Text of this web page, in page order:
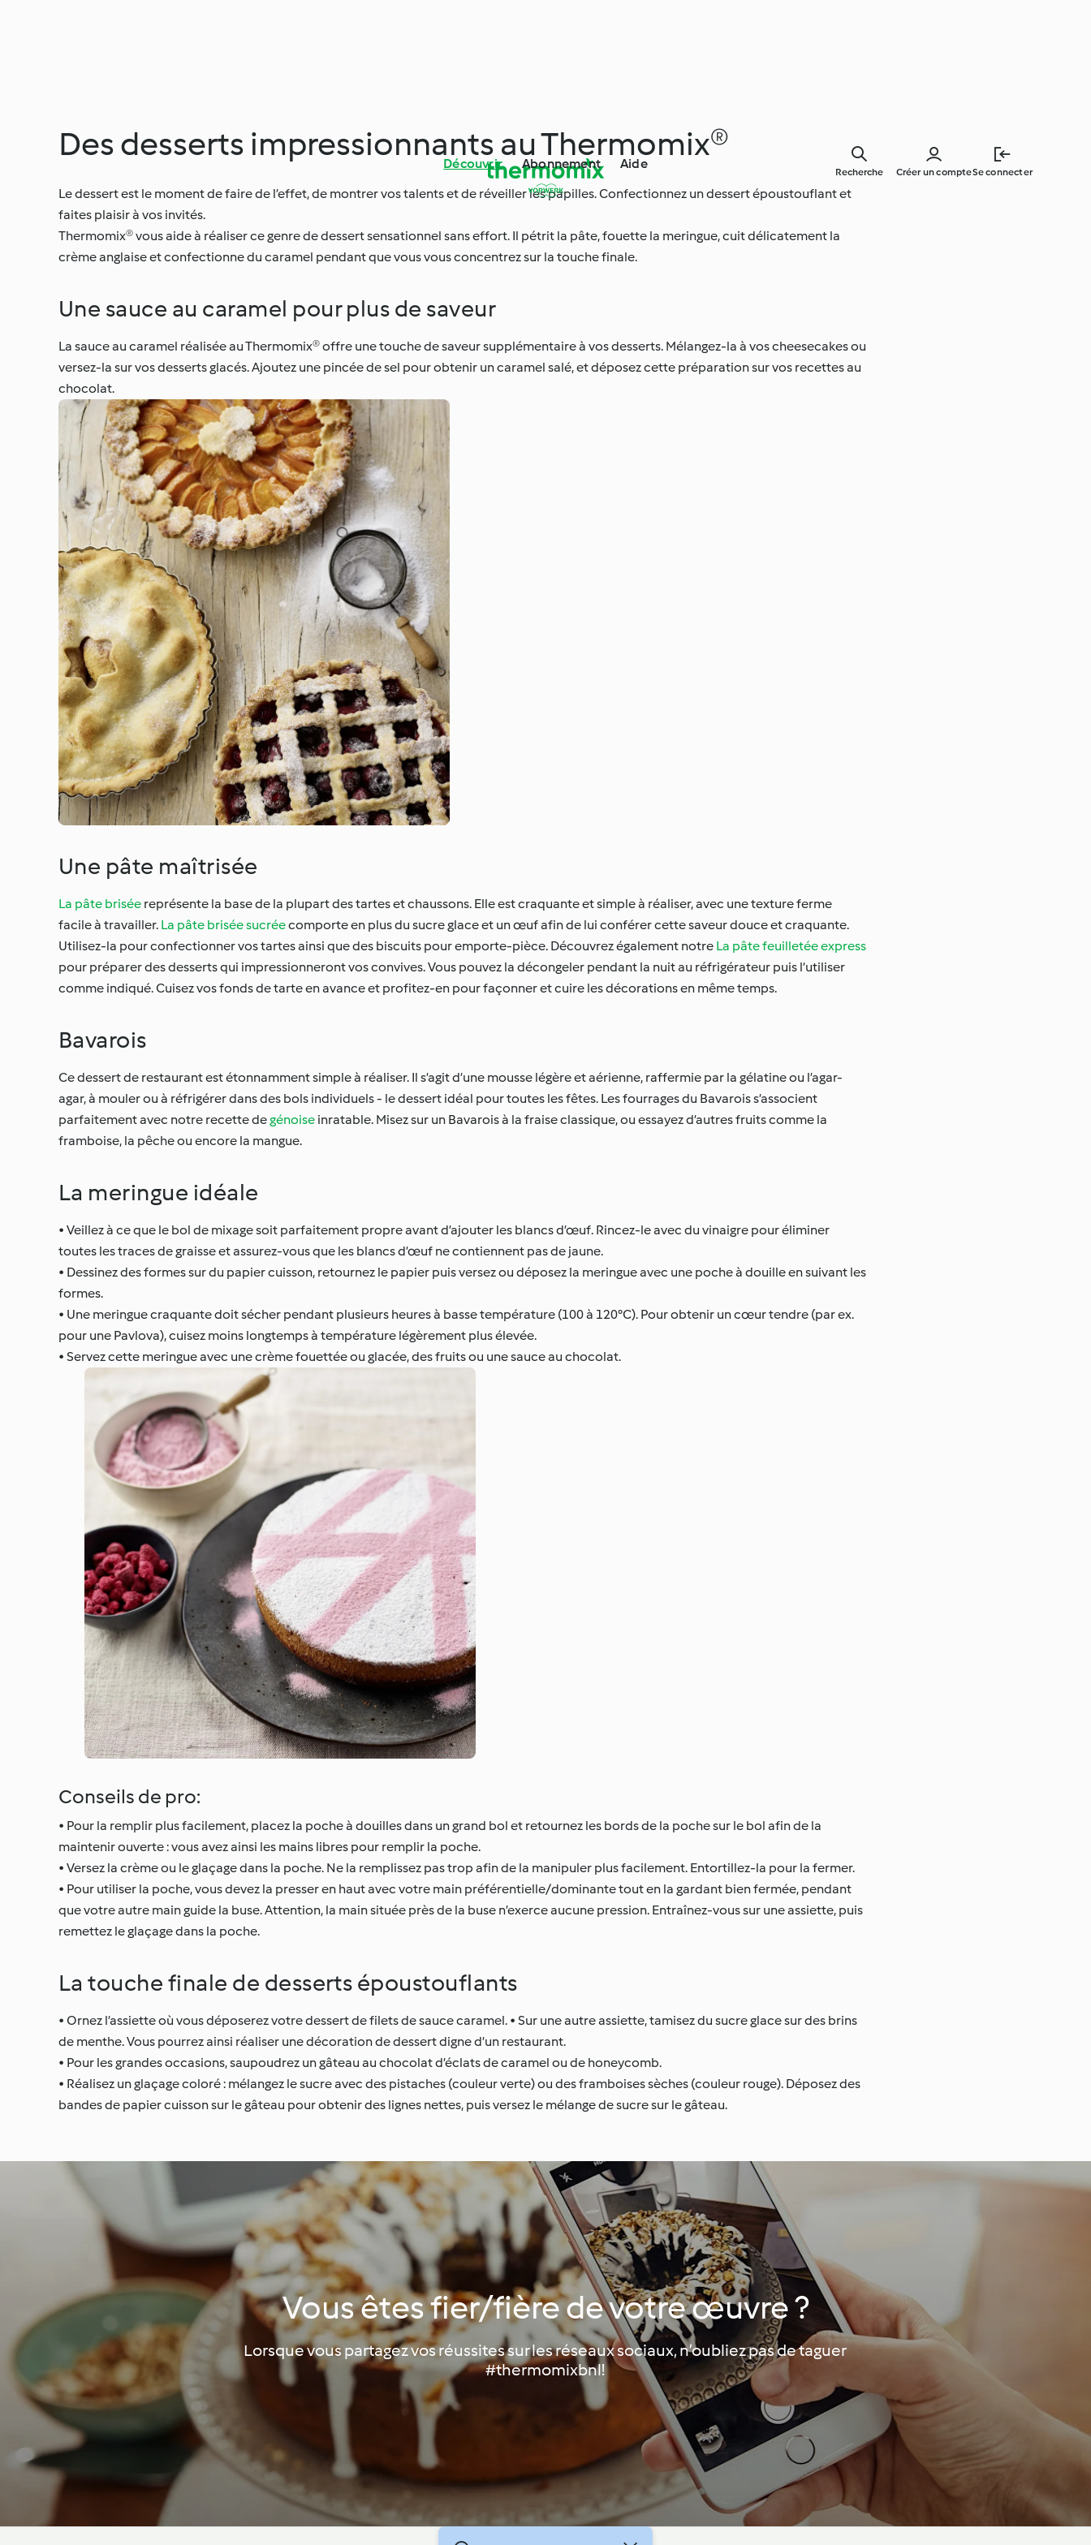
Découvrir Abonnement Aide
Créer un compteSe connecter
Recherche
Des desserts impressionnants au Thermomix®
Le dessert est le moment de faire de l’effet, de montrer vos talents et de réveiller les papilles. Confectionnez un dessert époustouflant et
faites plaisir à vos invités.
Thermomix® vous aide à réaliser ce genre de dessert sensationnel sans effort. Il pétrit la pâte, fouette la meringue, cuit délicatement la
crème anglaise et confectionne du caramel pendant que vous vous concentrez sur la touche finale.
Une sauce au caramel pour plus de saveur
La sauce au caramel réalisée au Thermomix® offre une touche de saveur supplémentaire à vos desserts. Mélangez-la à vos cheesecakes ou
versez-la sur vos desserts glacés. Ajoutez une pincée de sel pour obtenir un caramel salé, et déposez cette préparation sur vos recettes au
chocolat.
Une pâte maîtrisée
La pâte brisée représente la base de la plupart des tartes et chaussons. Elle est craquante et simple à réaliser, avec une texture ferme
facile à travailler. La pâte brisée sucréecomporte en plus du sucre glace et un œuf afin de lui conférer cette saveur douce et craquante.
Utilisez-la pour confectionner vos tartes ainsi que des biscuits pour emporte-pièce. Découvrez également notre La pâte feuilletée express
pour préparer des desserts qui impressionneront vos convives. Vous pouvez la décongeler pendant la nuit au réfrigérateur puis l’utiliser
comme indiqué. Cuisez vos fonds de tarte en avance et profitez-en pour façonner et cuire les décorations en même temps.
Bavarois
Ce dessert de restaurant est étonnamment simple à réaliser. Il s’agit d’une mousse légère et aérienne, raffermie par la gélatine ou l’agar-
agar, à mouler ou à réfrigérer dans des bols individuels - le dessert idéal pour toutes les fêtes. Les fourrages du Bavarois s’associent
parfaitement avec notre recette degénoise inratable. Misez sur un Bavarois à la fraise classique, ou essayez d’autres fruits comme la
framboise, la pêche ou encore la mangue.
La meringue idéale
• Veillez à ce que le bol de mixage soit parfaitement propre avant d’ajouter les blancs d’œuf. Rincez-le avec du vinaigre pour éliminer
toutes les traces de graisse et assurez-vous que les blancs d’œuf ne contiennent pas de jaune.
• Dessinez des formes sur du papier cuisson, retournez le papier puis versez ou déposez la meringue avec une poche à douille en suivant les
formes.
• Une meringue craquante doit sécher pendant plusieurs heures à basse température (100 à 120°C). Pour obtenir un cœur tendre (par ex.
pour une Pavlova), cuisez moins longtemps à température légèrement plus élevée.
• Servez cette meringue avec une crème fouettée ou glacée, des fruits ou une sauce au chocolat.
Conseils de pro:
• Pour la remplir plus facilement, placez la poche à douilles dans un grand bol et retournez les bords de la poche sur le bol afin de la
maintenir ouverte : vous avez ainsi les mains libres pour remplir la poche.
• Versez la crème ou le glaçage dans la poche. Ne la remplissez pas trop afin de la manipuler plus facilement. Entortillez-la pour la fermer.
• Pour utiliser la poche, vous devez la presser en haut avec votre main préférentielle/dominante tout en la gardant bien fermée, pendant
que votre autre main guide la buse. Attention, la main située près de la buse n’exerce aucune pression. Entraînez-vous sur une assiette, puis
remettez le glaçage dans la poche.
La touche finale de desserts époustouflants
• Ornez l’assiette où vous déposerez votre dessert de filets de sauce caramel. • Sur une autre assiette, tamisez du sucre glace sur des brins
de menthe. Vous pourrez ainsi réaliser une décoration de dessert digne d’un restaurant.
• Pour les grandes occasions, saupoudrez un gâteau au chocolat d’éclats de caramel ou de honeycomb.
• Réalisez un glaçage coloré : mélangez le sucre avec des pistaches (couleur verte) ou des framboises sèches (couleur rouge). Déposez des
bandes de papier cuisson sur le gâteau pour obtenir des lignes nettes, puis versez le mélange de sucre sur le gâteau.
Vous êtes fier/fière de votre œuvre ?
Lorsque vous partagez vos réussites sur les réseaux sociaux, n’oubliez pas de taguer
#thermomixbnl!